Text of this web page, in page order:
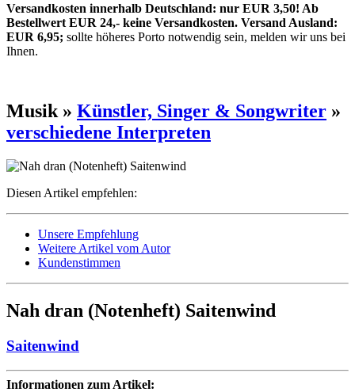
Versandkosten innerhalb Deutschland: nur EUR 3,50! Ab
Bestellwert EUR 24,- keine Versandkosten. Versand Ausland:
EUR 6,95; sollte höheres Porto notwendig sein, melden wir uns bei
Ihnen.
Musik » Künstler, Singer & Songwriter »
verschiedene Interpreten
Diesen Artikel empfehlen:
Unsere Empfehlung
Weitere Artikel vom Autor
Kundenstimmen
Nah dran (Notenheft) Saitenwind
Saitenwind
Informationen zum Artikel: